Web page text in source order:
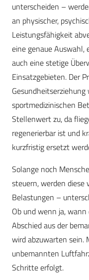
unterscheiden –
an physischer,
Leistungsfähigkeit
eine genaue
auch eine stetige
Einsatzgebieten. Der
sportmedizinischen
Stellenwert zu, da
regenerierbar ist und
kurzfristig ersetzt
Solange noch
steuern, werden diese
Belastungen –
Ob und wenn ja,
Abschied aus der
wird abzuwarten sein.
unbemannten
Schritte erfolgt.